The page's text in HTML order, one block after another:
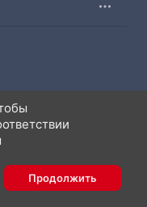
Продолжить